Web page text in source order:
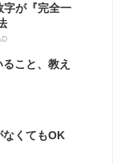
字が『完全一
こと、教え
なくてもOK